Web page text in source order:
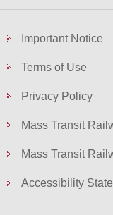
Important Notice
Terms of Use
Privacy Policy
Mass Transit
Mass Transit
Accessibility